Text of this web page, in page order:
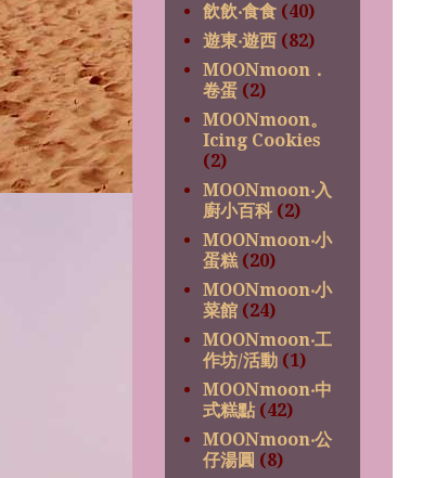
飲飲‧食食 (40)
遊東‧遊西 (82)
MOONmoon．
卷蛋 (2)
MOONmoon。
Icing Cookies
(2)
MOONmoon‧入
廚小百科 (2)
MOONmoon‧小
蛋糕 (20)
MOONmoon‧小
菜館 (24)
MOONmoon‧工
作坊/活動 (1)
MOONmoon‧中
式糕點 (42)
MOONmoon‧公
仔湯圓 (8)